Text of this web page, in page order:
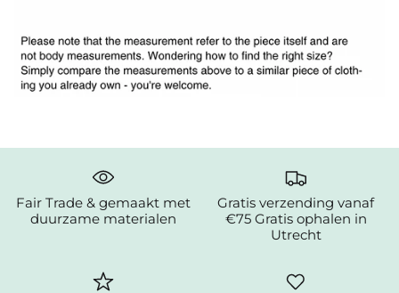
Fair Trade & gemaakt met
duurzame materialen
Gratis verzending vanaf
€75 Gratis ophalen in
Utrecht